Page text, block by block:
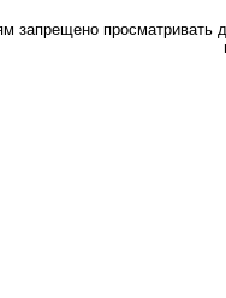
запрещено просматривать